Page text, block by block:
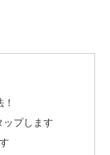
ップします